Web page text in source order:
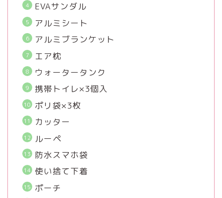
EVAサンダル
アルミシート
アルミブランケット
エア枕
ウォータータンク
携帯トイレ×3個入
ポリ袋×3枚
カッター
ルーペ
防水スマホ袋
使い捨て下着
ポーチ